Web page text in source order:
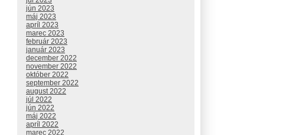
jún 2023
máj 2023
apríl 2023
marec 2023
február 2023
január 2023
december 2022
november 2022
október 2022
september 2022
august 2022
júl 2022
jún 2022
máj 2022
apríl 2022
marec 2022